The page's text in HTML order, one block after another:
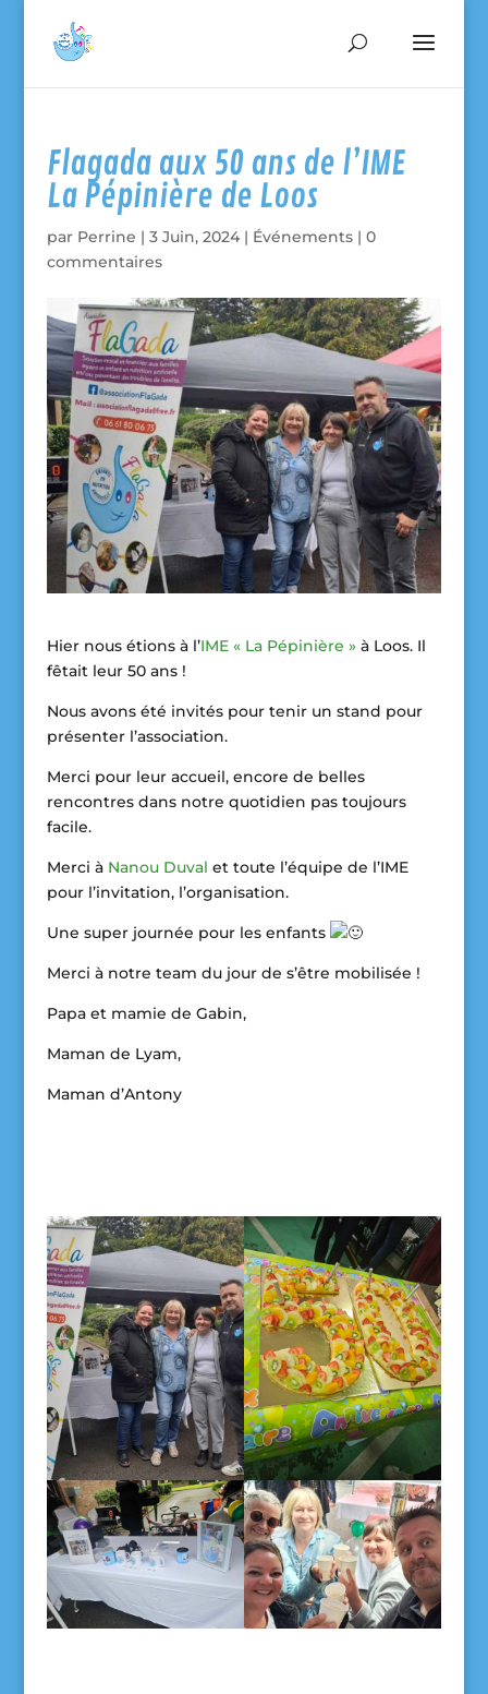
Flagada aux 50 ans de l’IME
La Pépinière de Loos
par Perrine | 3 Juin, 2024| Événements| 0
commentaires
Hier nous étions à l’IME « La Pépinière »à Loos. Il
fêtait leur 50 ans !
Nous avons été invités pour tenir un stand pour
présenter l’association.
Merci pour leur accueil, encore de belles
rencontres dans notre quotidien pas toujours
facile.
Merci à Nanou Duval et toute l’équipe de l’IME
pour l’invitation, l’organisation.
Une super journée pour les enfants
Merci à notre team du jour de s’être mobilisée !
Papa et mamie de Gabin,
Maman de Lyam,
Maman d’Antony